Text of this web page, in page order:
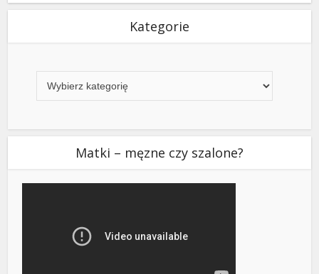
Kategorie
Matki – męzne czy szalone?